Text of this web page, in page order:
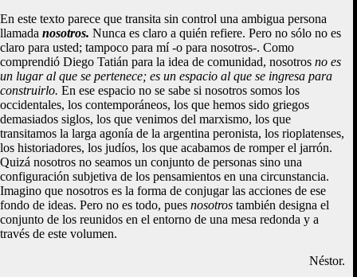
En este texto parece que transita sin control una ambigua persona
llamada nosotros. Nunca es claro a quién refiere. Pero no sólo no es
claro para usted; tampoco para mí -o para nosotros-. Como
comprendió Diego Tatián para la idea de comunidad, nosotros no es
un lugar al que se pertenece; es un espacio al que se ingresa para
construirlo. En ese espacio no se sabe si nosotros somos los
occidentales, los contemporáneos, los que hemos sido griegos
demasiados siglos, los que venimos del marxismo, los que
transitamos la larga agonía de la argentina peronista, los rioplatenses,
los historiadores, los judíos, los que acabamos de romper el jarrón.
Quizá nosotros no seamos un conjunto de personas sino una
configuración subjetiva de los pensamientos en una circunstancia.
Imagino que nosotros es la forma de conjugar las acciones de ese
fondo de ideas. Pero no es todo, pues nosotros también designa el
conjunto de los reunidos en el entorno de una mesa redonda y a
través de este volumen.
Néstor.